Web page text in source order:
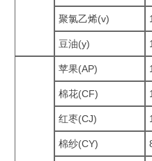
聚氯乙烯(v)
豆油(y)
苹果(AP)
棉花(CF)
红枣(CJ)
棉纱(CY)